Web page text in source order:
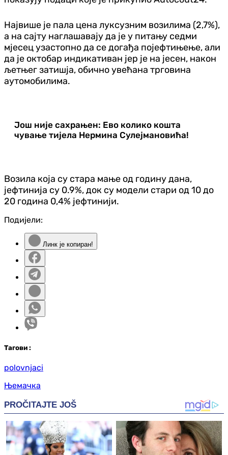
Највише је пала цена луксузним возилима (2,7%),
а на сајту наглашавају да је у питању седми
мјесец узастопно да се догађа појефтињење, али
да је октобар индикативан јер је на јесен, након
љетњег затишја, обично увећана трговина
аутомобилима.
Још није сахрањен: Ево колико кошта
чување тијела Нермина Сулејмановића!
Возила која су стара мање од годину дана,
јефтинија су 0.9%, док су модели стари од 10 до
20 година 0,4% јефтинији.
Подијели:
Линк је копиран!
Тагови :
polovnjaci
Њемачка